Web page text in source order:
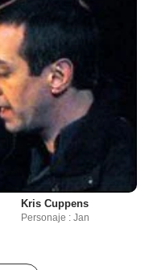
Kris Cuppens
Personaje : Jan